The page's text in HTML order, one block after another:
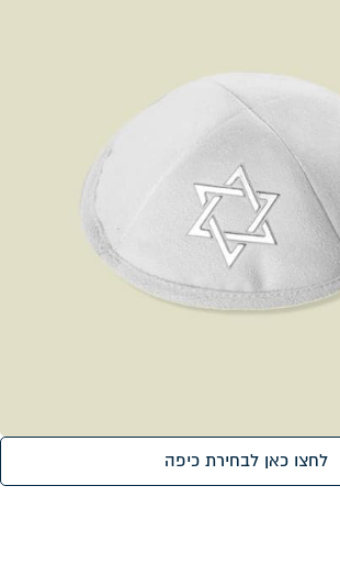
לחצו כאן לבחירת כיפה